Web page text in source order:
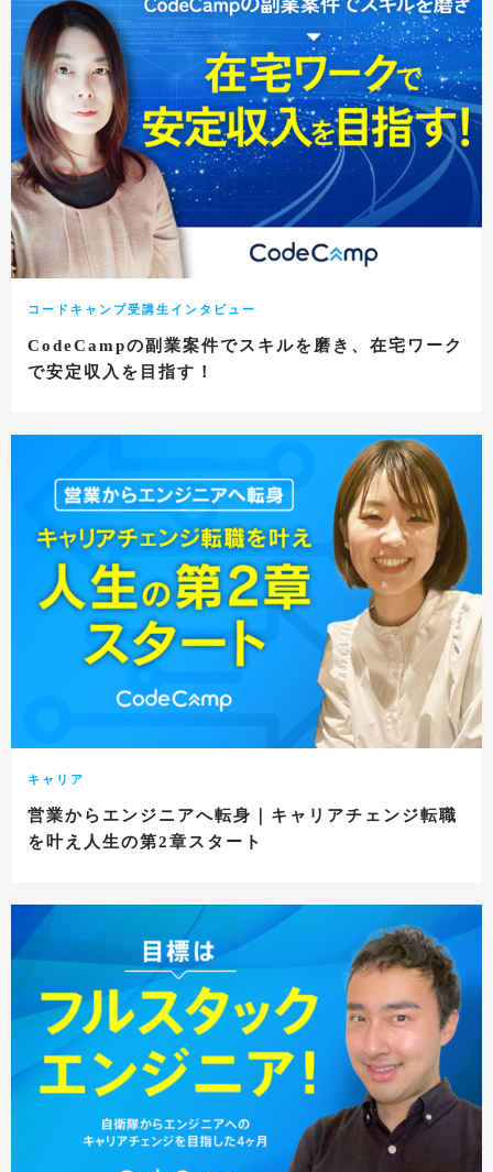
コードキャンプ受講生インタビュー
CodeCampの副業案件でスキルを磨き、在宅ワーク
で安定収入を目指す！
キャリア
営業からエンジニアへ転身｜キャリアチェンジ転職
を叶え人生の第2章スタート